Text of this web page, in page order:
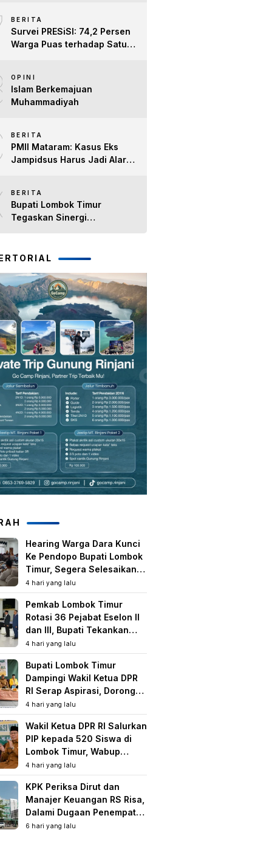
Kepedulian Sosial
BERITA
Survei PRESiSI: 74,2 Persen
Warga Puas terhadap Satu
OPINI
Islam Berkemajuan
Muhammadiyah
BERITA
PMII Mataram: Kasus Eks
Jampidsus Harus Jadi Alarm
BERITA
Bupati Lombok Timur
Tegaskan Sinergi
dan Kapolres Lombok Timur
Hearing Warga Dara Kunci
Ke Pendopo Bupati Lombok
Timur, Segera Selesaikan
Konflik Agraria Eks HGU
Tanjung Kenanga
4 hari yang lalu
Pemkab Lombok Timur
Rotasi 36 Pejabat Eselon II
dan III, Bupati Tekankan
Peningkatan Kinerja dan
Pelayanan Publik
4 hari yang lalu
Bupati Lombok Timur
Dampingi Wakil Ketua DPR
RI Serap Aspirasi, Dorong
Program Strategis untuk
Kesejahteraan Masyarakat
4 hari yang lalu
Wakil Ketua DPR RI Salurkan
PIP kepada 520 Siswa di
Lombok Timur, Wabup
Tekankan Pentingnya
Pendidikan dan
Pencegahan Perkawinan
Anak
4 hari yang lalu
KPK Periksa Dirut dan
Manajer Keuangan RS Risa,
Dalami Dugaan Penempatan
Dana Rp2,25 Miliar oleh
6 hari yang lalu